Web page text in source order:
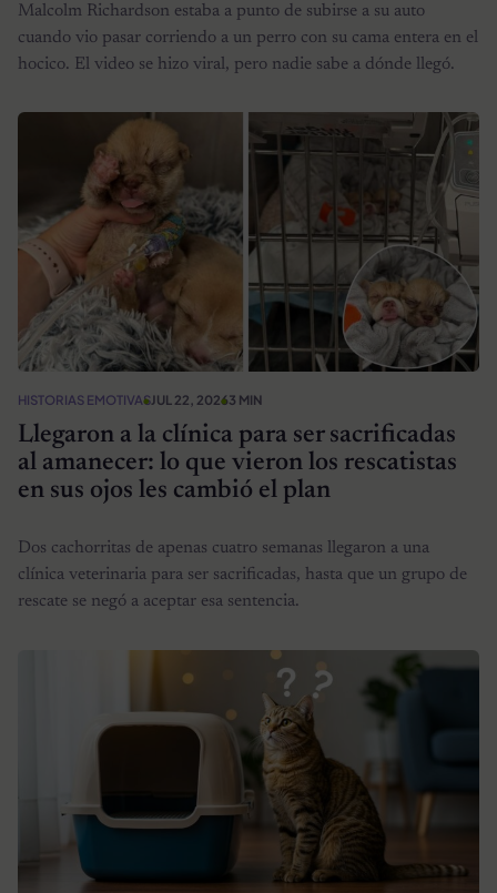
Malcolm Richardson estaba a punto de subirse a su auto
cuando vio pasar corriendo a un perro con su cama entera en el
hocico. El video se hizo viral, pero nadie sabe a dónde llegó.
HISTORIAS EMOTIVASJUL 22, 20263 MIN
Llegaron a la clínica para ser sacrificadas
al amanecer: lo que vieron los rescatistas
en sus ojos les cambió el plan
Dos cachorritas de apenas cuatro semanas llegaron a una
clínica veterinaria para ser sacrificadas, hasta que un grupo de
rescate se negó a aceptar esa sentencia.